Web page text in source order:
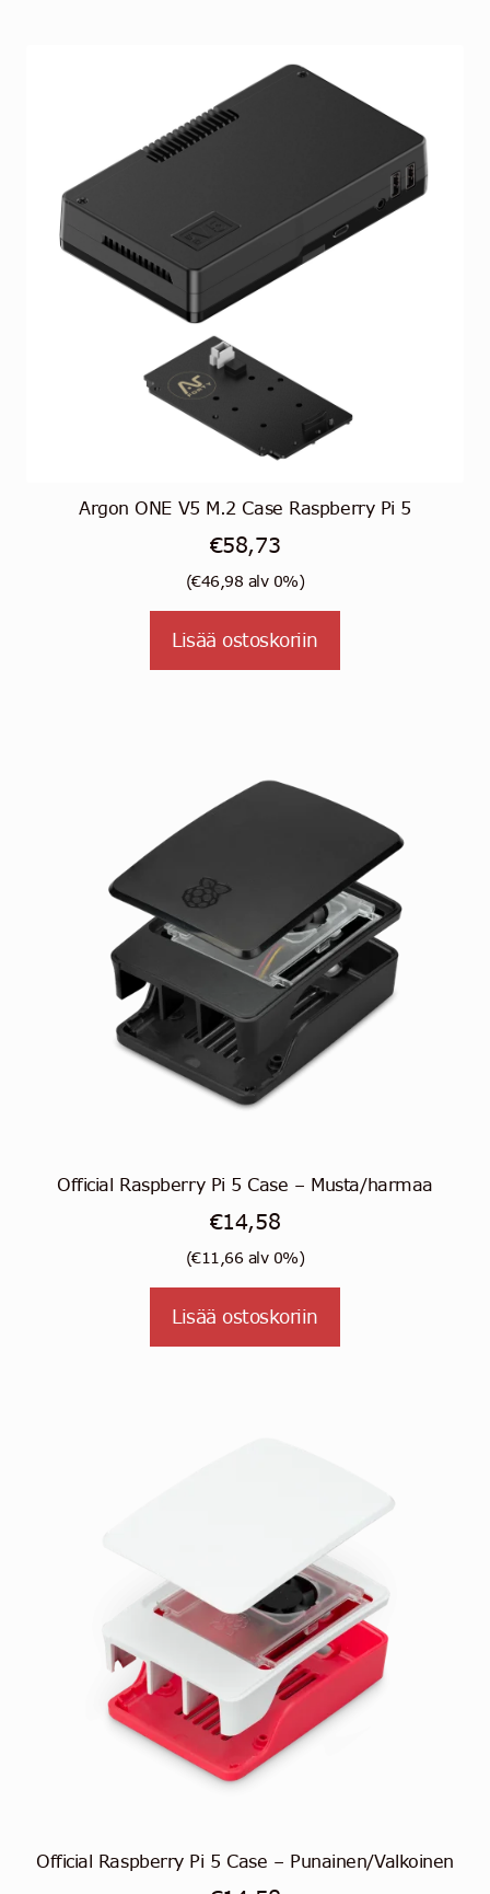
Argon ONE V5 M.2 Case Raspberry Pi 5
€58,73
(€46,98 alv 0%)
Lisää ostoskoriin
Official Raspberry Pi 5 Case – Musta/harmaa
€14,58
(€11,66alv 0%)
Lisää ostoskoriin
Official Raspberry Pi 5 Case – Punainen/Valkoinen